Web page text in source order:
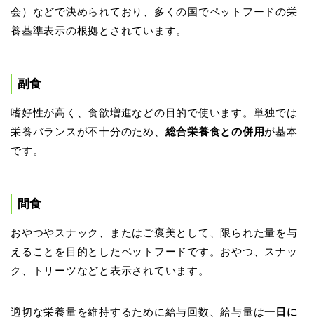
会）などで決められており、多くの国でペットフードの栄
養基準表示の根拠とされています。
副食
嗜好性が高く、食欲増進などの目的で使います。単独では
栄養バランスが不十分のため、 総合栄養食との併用が基本
です。
間食
おやつやスナック、またはご褒美として、限られた量を与
えることを目的としたペットフードです。おやつ、スナッ
ク、トリーツなどと表示されています。
適切な栄養量を維持するために給与回数、給与量は一日に